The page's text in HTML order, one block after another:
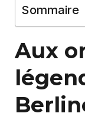
Sommaire
Aux